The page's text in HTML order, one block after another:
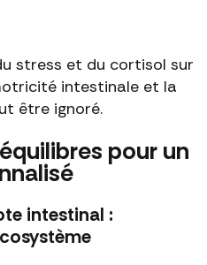
stress et du cortisol sur
intestinale et la
être ignoré.
pour un
intestinal :